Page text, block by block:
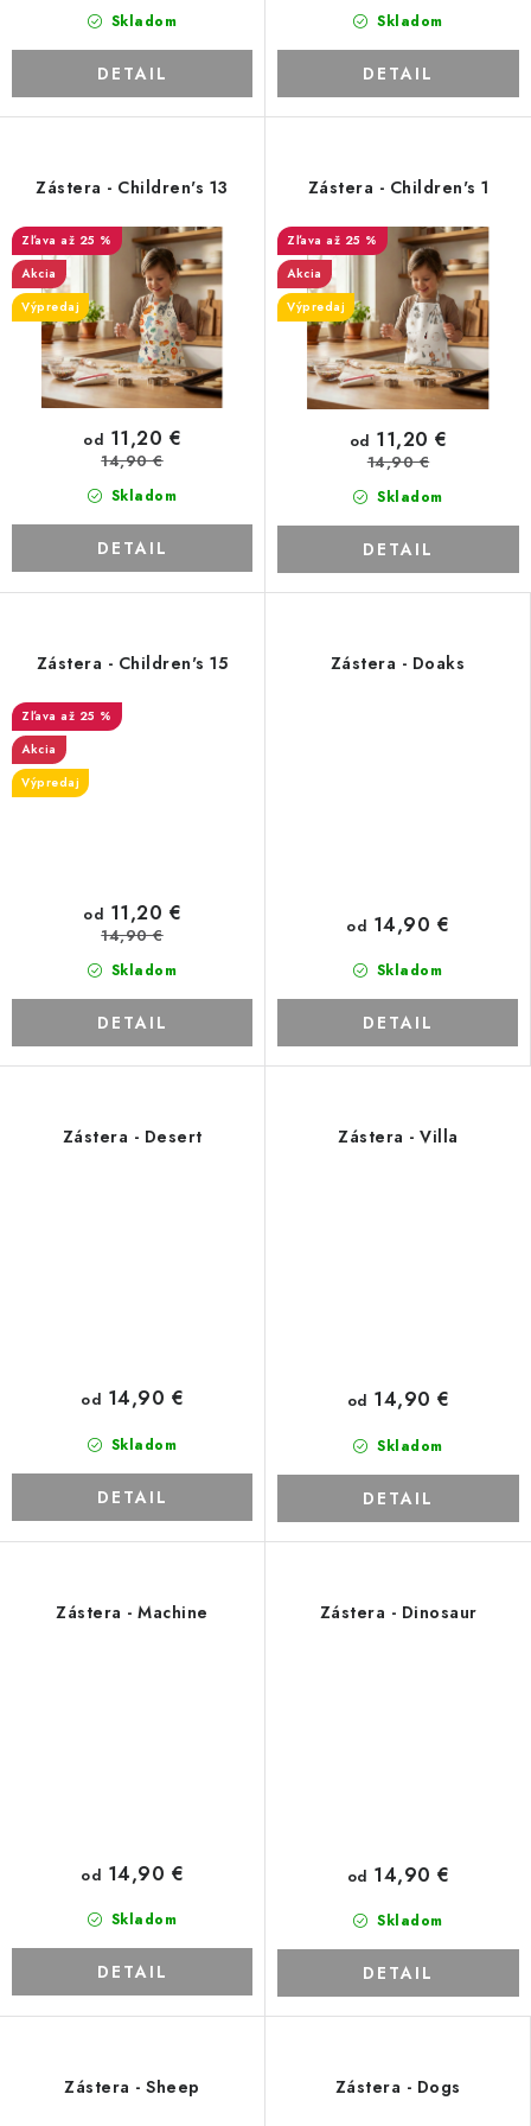
Skladom
DETAIL
Skladom
DETAIL
Zástera - Children's 13
až 25 %
Akcia
Výpredaj
Skladom
od 11,20 €
14,90 €
DETAIL
Zástera - Children's 1
až 25 %
Akcia
Výpredaj
Skladom
od 11,20 €
14,90 €
DETAIL
Zástera - Children's 15
až 25 %
Akcia
Výpredaj
Skladom
od 11,20 €
14,90 €
DETAIL
Zástera - Doaks
Skladom
od 14,90 €
DETAIL
Zástera - Desert
Skladom
od 14,90 €
DETAIL
Zástera - Villa
Skladom
od 14,90 €
DETAIL
Zástera - Machine
Skladom
od 14,90 €
DETAIL
Zástera - Dinosaur
Skladom
od 14,90 €
DETAIL
Zástera - Sheep Zástera - Dogs